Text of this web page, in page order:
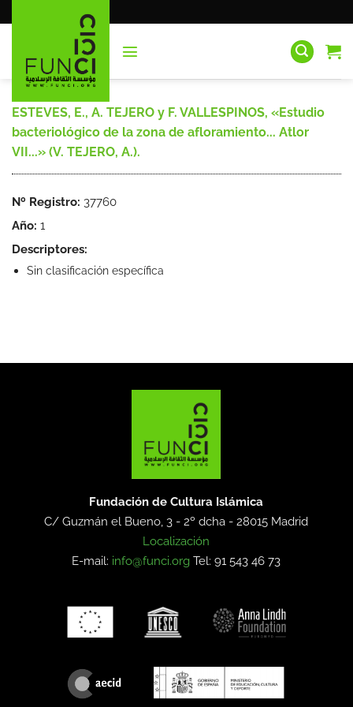
al
ESTEVES, E., A. TEJERO y F. VALLESPINOS, «Estudio
bacteriológico de la zona de afloramiento... Atlor
VII...» (V. TEJERO, A.).
Nº Registro: 37760
Año: 1
Descriptores:
Sin clasificación específica
Fundación de Cultura Islámica
C/ Guzmán el Bueno, 3 - 2º dcha -28015 Madrid
Localización
E-mail: info@funci.org Tel: 91 543 46 73